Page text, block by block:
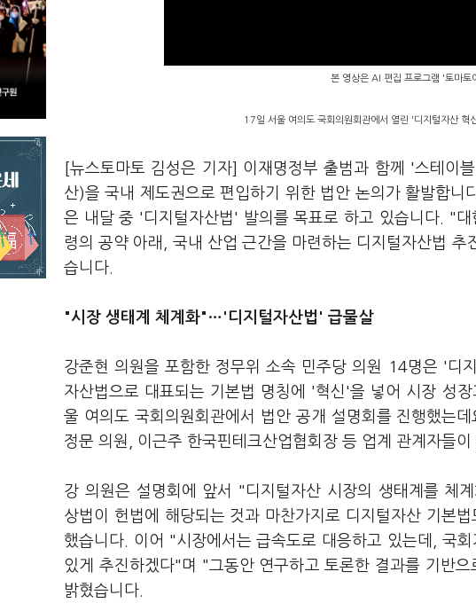
본 영상은 AI 편집 프로그램 '토마토
17일 서울 여의도 국회의원회관에서 열린 '디지털자산 혁
[뉴스토마토 김성은 기자] 이재명정부 출범과 함께 '스테이
산)을 국내 제도권으로 편입하기 위한 법안 논의가 활발합
은 내달 중 '디지털자산법' 발의를 목표로 하고 있습니다. "
령의 공약 아래, 국내 산업 근간을 마련하는 디지털자산법
습니다.
"시장 생태계 체계화"…'디지털자산법' 급물살
강준현 의원을 포함한 정무위 소속 민주당 의원 14명은 '디
자산법으로 대표되는 기본법 명칭에 '혁신'을 넣어 시장 성
울 여의도 국회의원회관에서 법안 공개 설명회를 진행했는
정문 의원, 이근주 한국핀테크산업협회장 등 업계 관계자들이
강 의원은 설명회에 앞서 "디지털자산 시장의 생태계를 체
상법이 헌법에 해당되는 것과 마찬가지로 디지털자산 기본
했습니다. 이어 "시장에서는 급속도로 대응하고 있는데, 국
있게 추진하겠다"며 "그동안 연구하고 토론한 결과를 기반
밝혔습니다.